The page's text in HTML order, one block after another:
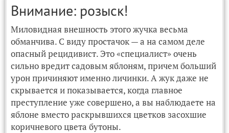
Внимание: розыск!
Миловидная внешность этого жучка весьма
обманчива. С виду простачок — а на самом деле
опасный рецидивист. Это «специалист» очень
сильно вредит садовым яблоням, причем больший
урон причиняют именно личинки. А жук даже не
скрывается и показывается, когда главное
преступление уже совершено, а вы наблюдаете на
яблоне вместо раскрывшихся цветков засохшие
коричневого цвета бутоны.